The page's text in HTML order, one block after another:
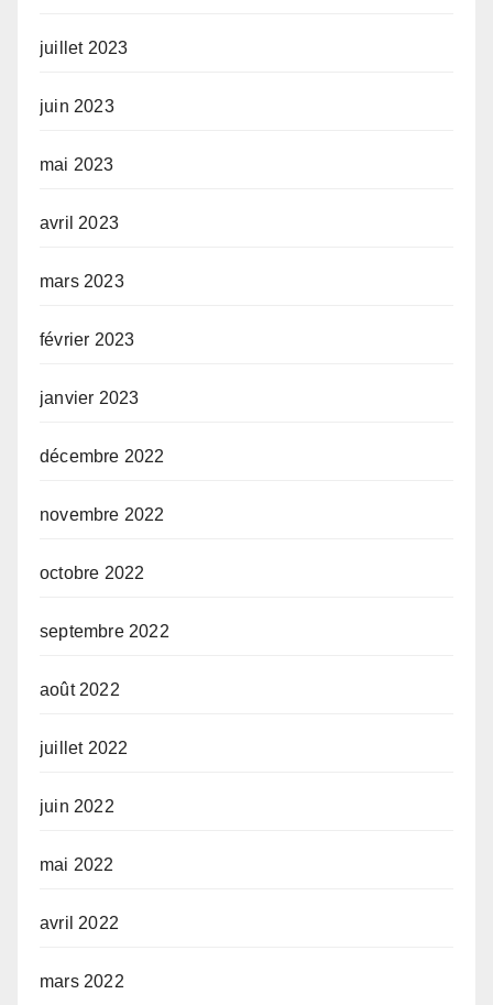
juillet 2023
juin 2023
mai 2023
avril 2023
mars 2023
février 2023
janvier 2023
décembre 2022
novembre 2022
octobre 2022
septembre 2022
août 2022
juillet 2022
juin 2022
mai 2022
avril 2022
mars 2022